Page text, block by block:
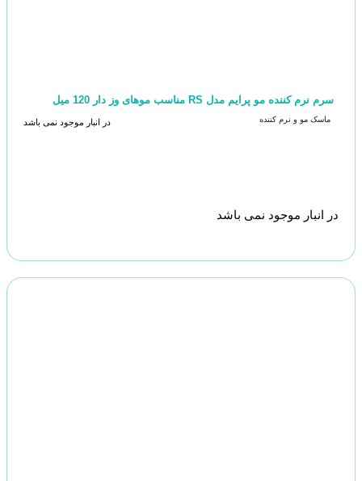
سرم نرم کننده مو پرایم مدل RS مناسب موهای وز دار 120 میل
ماسک مو و نرم کننده در انبار موجود نمی باشد
در انبار موجود نمی باشد